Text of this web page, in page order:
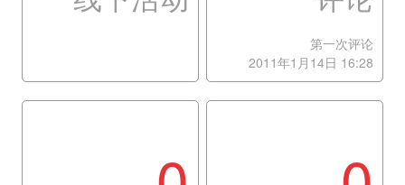
第一次评论
2011年1月14日 16:28